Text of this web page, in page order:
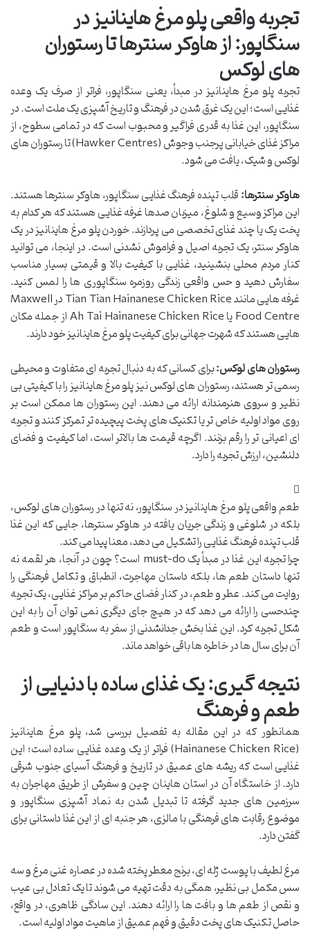
تجربه واقعی پلو مرغ هاینانیز در
سنگاپور: از هاوکر سنترها تا رستوران
های لوکس
تجربه پلو مرغ هاینانیز در مبدأ، یعنی سنگاپور، فراتر از صرف یک وعده
غذایی است؛ این یک غرق شدن در فرهنگ و تاریخ آشپزی یک ملت است. در
سنگاپور، این غذا به قدری فراگیر و محبوب است که در تمامی سطوح، از
مراکز غذای خیابانی پرجنب وجوش (Hawker Centres) تا رستوران های
لوکس و شیک، یافت می شود.
هاوکر سنترها:قلب تپنده فرهنگ غذایی سنگاپور، هاوکر سنترها هستند.
این مراکز وسیع و شلوغ، میزبان صدها غرفه غذایی هستند که هر کدام به
پخت یک یا چند غذای تخصصی می پردازند. خوردن پلو مرغ هاینانیز در یک
هاوکر سنتر، یک تجربه اصیل و فراموش نشدنی است. در اینجا، می توانید
کنار مردم محلی بنشینید، غذایی با کیفیت بالا و قیمتی بسیار مناسب
سفارش دهید و حس واقعی زندگی روزمره سنگاپوری ها را لمس کنید.
غرفه هایی مانند Tian Tian Hainanese Chicken Rice در Maxwell
Food Centre یا Ah Tai Hainanese Chicken Rice از جمله مکان
هایی هستند که شهرت جهانی برای کیفیت پلو مرغ هاینانیز خود دارند.
رستوران های لوکس:برای کسانی که به دنبال تجربه ای متفاوت و محیطی
رسمی تر هستند، رستوران های لوکس نیز پلو مرغ هاینانیز را با کیفیتی بی
نظیر و سروی هنرمندانه ارائه می دهند. این رستوران ها ممکن است بر
روی مواد اولیه خاص تر یا تکنیک های پخت پیچیده تر تمرکز کنند و تجربه
ای اعیانی تر را رقم بزنند. اگرچه قیمت ها بالاتر است، اما کیفیت و فضای
دلنشین، ارزش تجربه را دارد.
طعم واقعی پلو مرغ هاینانیز در سنگاپور، نه تنها در رستوران های لوکس،
بلکه در شلوغی و زندگی جریان یافته در هاوکر سنترها، جایی که این غذا
قلب تپنده فرهنگ غذایی را تشکیل می دهد، معنا پیدا می کند.
چرا تجربه این غذا در مبدأ یک must-do است؟ چون در آنجا، هر لقمه نه
تنها داستان طعم ها، بلکه داستان مهاجرت، انطباق و تکامل فرهنگی را
روایت می کند. عطر و طعم، در کنار فضای حاکم بر مراکز غذایی، یک تجربه
چندحسی را ارائه می دهد که در هیچ جای دیگری نمی توان آن را به این
شکل تجربه کرد. این غذا بخش جدانشدنی از سفر به سنگاپور است و طعم
آن برای سال ها در خاطره ها باقی خواهد ماند.
نتیجه گیری: یک غذای ساده با دنیایی از
طعم و فرهنگ
همانطور که در این مقاله به تفصیل بررسی شد، پلو مرغ هاینانیز
(Hainanese Chicken Rice) فراتر از یک وعده غذایی ساده است؛ این
غذایی است که ریشه های عمیق در تاریخ و فرهنگ آسیای جنوب شرقی
دارد. از خاستگاه آن در استان هاینان چین و سفرش از طریق مهاجران به
سرزمین های جدید گرفته تا تبدیل شدن به نماد آشپزی سنگاپور و
موضوع رقابت های فرهنگی با مالزی، هر جنبه ای از این غذا داستانی برای
گفتن دارد.
مرغ لطیف با پوست ژله ای، برنج معطر پخته شده در عصاره غنی مرغ و سه
سس مکمل بی نظیر، همگی به دقت تهیه می شوند تا یک تعادل بی عیب
و نقص از طعم ها و بافت ها را ارائه دهند. این سادگی ظاهری، در واقع،
حاصل تکنیک های پخت دقیق و فهم عمیق از ماهیت مواد اولیه است.